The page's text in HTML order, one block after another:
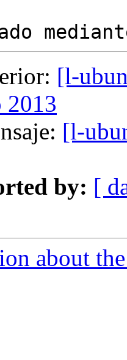
[l-
2013
[l-
by: [
about